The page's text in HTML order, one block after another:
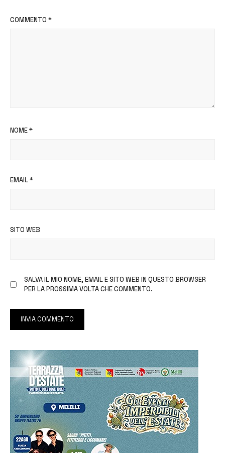
COMMENTO *
NOME*
EMAIL*
SITO WEB
SALVA IL MIO NOME, EMAIL E SITO WEB IN QUESTO BROWSER
PER LA PROSSIMA VOLTA CHE COMMENTO.